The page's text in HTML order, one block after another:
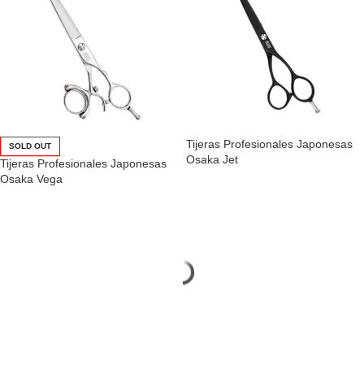
SOLD OUT
Tijeras Profesionales Japonesas
Osaka Vega
Tijeras Profesionales Japonesas
Osaka Jet